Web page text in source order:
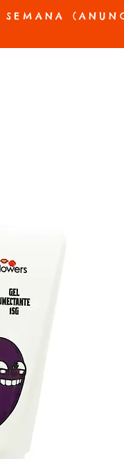
SEMANA